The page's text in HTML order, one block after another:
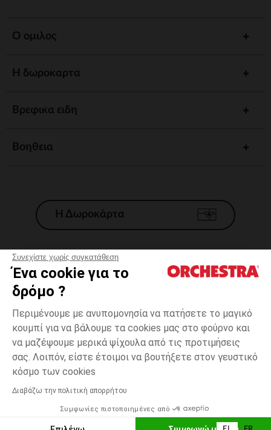
Συνεχίστε χωρίς συγκατάθεση
Ένα cookie για το
δρόμο ?
Περιμένουμε με ανυπομονησία να πατήσετε το μαγικό
κουμπί για να βάλουμε τα cookies μας στο φούρνο και
να μαζέψουμε μερικά ψίχουλα από τις προτιμήσεις
σας. Λοιπόν, είστε έτοιμοι να βουτήξετε στον γευστικό
κόσμο των cookies
Διαβάζω την πολιτική απορρήτου
Συμφωνίες πιστοποιημένες από
Μπλε
3
Δυνατότητα πληρωμής με
ΠΡΟΣΘΉΚΗ ΣΤΟ ΚΑΛΆΘΙ
Ο ομιλος
Η δωροκαρτα
Βρεφικα ειδη
Βοηθεια
Η Δωροκάρτα
Γενικοί 'Οροι Πώλησης
*Εμπορικες προσφορες
Προσωπικά δεδομένα
Διαχείρηση των cookies
Προσβασιμότητα: μη συμμορφούμενη
H Orchestra συμμετέχει στον κωδικά δεοντολογίας και στο σύστημα
μεσολάβησης της Γαλλικής Ομοσπονδίας Ηλεκτρονικού Εμπορίου.